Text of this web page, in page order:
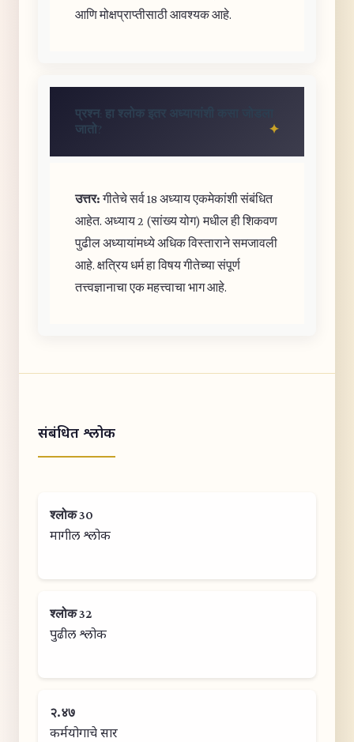
आणि मोक्षप्राप्तीसाठी आवश्यक आहे.
प्रश्न: हा श्लोक इतर अध्यायांशी कसा जोडला
जातो?
उत्तर:गीतेचे सर्व 18 अध्याय एकमेकांशी संबंधित
आहेत. अध्याय 2 (सांख्य योग) मधील ही शिकवण
पुढील अध्यायांमध्ये अधिक विस्ताराने समजावली
आहे. क्षत्रिय धर्म हा विषय गीतेच्या संपूर्ण
तत्त्वज्ञानाचा एक महत्त्वाचा भाग आहे.
संबंधित श्लोक
श्लोक 30
मागील श्लोक
श्लोक 32
पुढील श्लोक
२.४७
कर्मयोगाचे सार